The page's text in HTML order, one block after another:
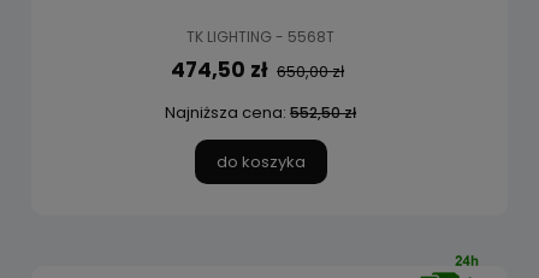
TK LIGHTING - 5568T
474,50 zł 650,00 zł
Najniższa cena: 552,50 zł
do koszyka